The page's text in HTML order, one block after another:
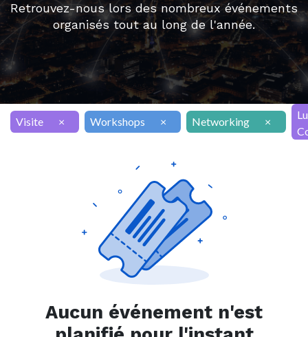
Retrouvez-nous lors des nombreux événements
organisés tout au long de l'année.
Visite × Workshops × Networking ×
Aucun événement n'est